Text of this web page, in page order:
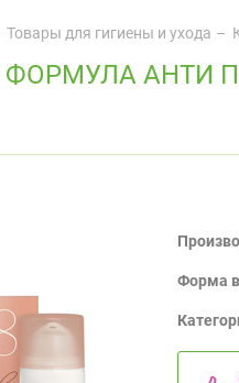
Товары для гигиены и ухода
ФОРМУЛА АНТИ
Форма